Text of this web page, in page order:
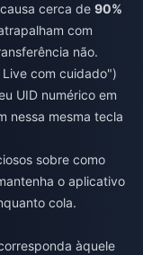
cerca de 90%
com
não.
Live com cuidado")
UID numérico em
nessa mesma tecla
sobre como
o aplicativo
cola.
àquele